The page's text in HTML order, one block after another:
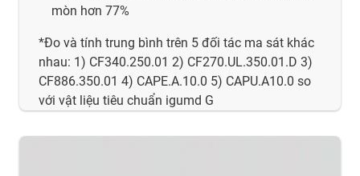
mòn hơn 77%
*Đo và tính trung bình trên 5 đối tác ma sát khác
nhau: 1) CF340.250.01 2) CF270.UL.350.01.D 3)
CF886.350.01 4) CAPE.A.10.0 5) CAPU.A10.0 so
với vật liệu tiêu chuẩn igumd G